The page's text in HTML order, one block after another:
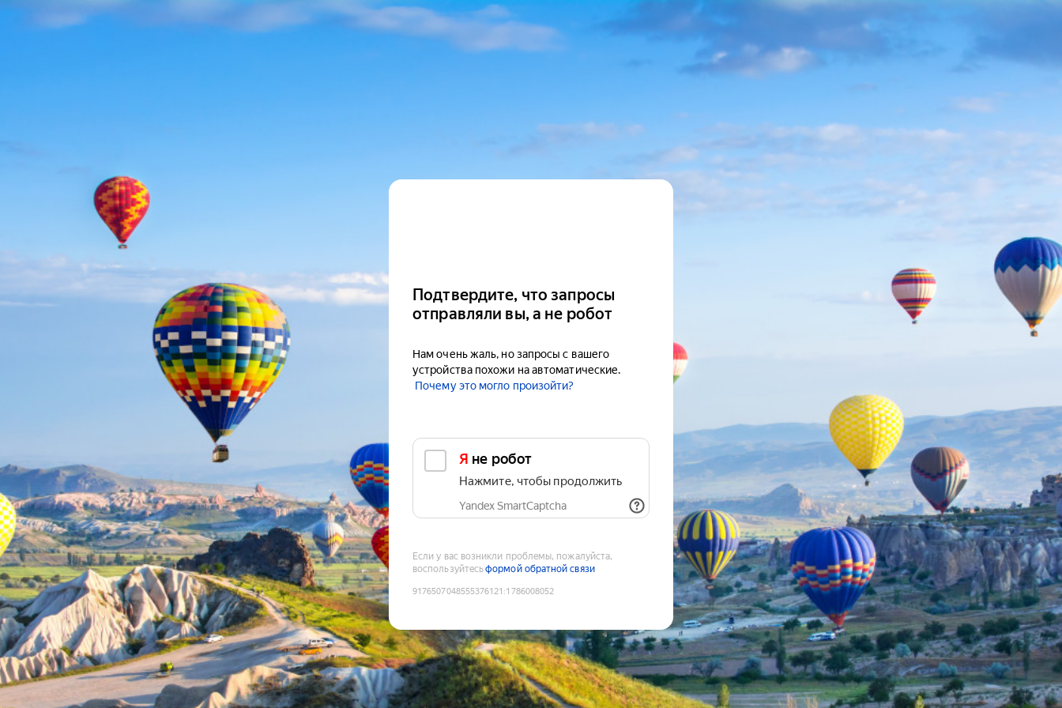
Подтвердите, что запросы
отправляли вы, а не робот
Нам очень жаль, но запросы с вашего
устройства похожи на автоматические.
Почему это могло произойти?
Я не робот
Нажмите, чтобы продолжить
Yandex SmartCaptcha
Если у вас возникли проблемы, пожалуйста,
воспользуйтесьформой обратной связи
9176507048555376121 :1786008052